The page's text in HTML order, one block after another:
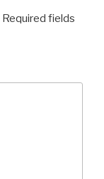
Required fields